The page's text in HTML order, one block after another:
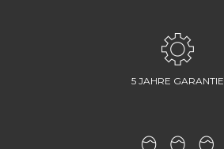
5 JAHRE GARANTIE